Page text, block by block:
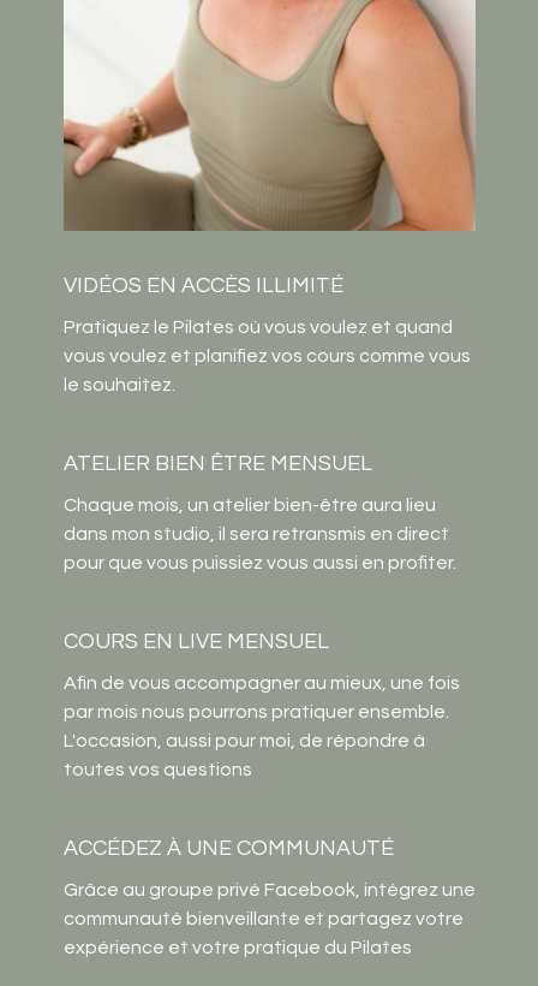
VIDÉOS EN ACCÈS ILLIMITÉ
Pratiquez le Pilates où vous voulez et quand
vous voulez et planifiez vos cours comme vous
le souhaitez.
ATELIER BIEN ÊTRE MENSUEL
Chaque mois, un atelier bien-être aura lieu
dans mon studio, il sera retransmis en direct
pour que vous puissiez vous aussi en profiter.
COURS EN LIVE MENSUEL
Afin de vous accompagner au mieux, une fois
par mois nous pourrons pratiquer ensemble.
L'occasion, aussi pour moi, de répondre à
toutes vos questions
ACCÉDEZ À UNE COMMUNAUTÉ
Grâce au groupe privé Facebook, intégrez une
communauté bienveillante et partagez votre
expérience et votre pratique du Pilates